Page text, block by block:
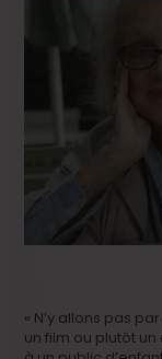
« N’y allons pas
un film ou plutôt